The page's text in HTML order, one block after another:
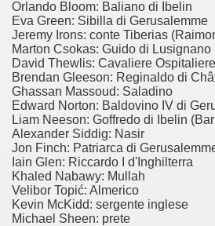
Orlando Bloom: Baliano di Ibelin
Eva Green: Sibilla di Gerusalemme
Jeremy Irons: conte Tiberias
Marton Csokas: Guido di Lusignano
David Thewlis: Cavaliere Ospitaliere
Brendan Gleeson: Reginaldo di
Ghassan Massoud: Saladino
Edward Norton: Baldovino IV di
Liam Neeson: Goffredo di Ibelin
Alexander Siddig: Nasir
Jon Finch: Patriarca di
Iain Glen: Riccardo I d'Inghilterra
Khaled Nabawy: Mullah
Velibor Topić: Almerico
Kevin McKidd: sergente inglese
Michael Sheen: prete
Trilogia sulla morte